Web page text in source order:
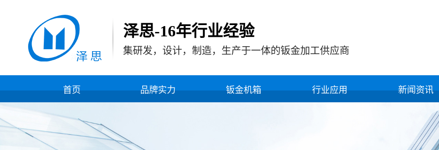
泽思-16年行业经验
集研发，设计，制造，生产于一体的钣金加工供应商
首页 品牌实力 钣金机箱 行业应用 新闻资讯